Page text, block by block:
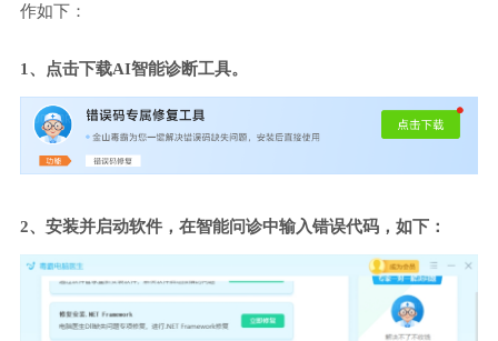
作如下：
1、点击下载AI智能诊断工具。
2、安装并启动软件，在智能问诊中输入错误代码，如下：